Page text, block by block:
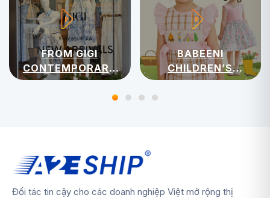
FROM GIGI
CONTEMPORARY
WOMENSWEAR
BABEENI
CHILDREN’S
APPAREL
Đối tác tin cậy cho các doanh nghiệp Việt mở rộng thị